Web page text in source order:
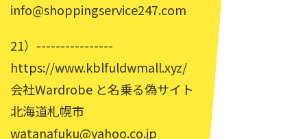
info@shoppingservice247.com
21）----------------
https://www.kblfuldwmall.xyz/
会社Wardrobe と名乗る偽サイト
北海道札幌市
watanafuku@yahoo.co.jp